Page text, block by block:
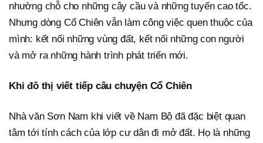
nhường chỗ cho những cây cầu và những tuyến cao tốc.
Nhưng dòng Cổ Chiên vẫn làm công việc quen thuộc của
mình: kết nối những vùng đất, kết nối những con người
và mở ra những hành trình phát triển mới.
Khi đô thị viết tiếp câu chuyện Cổ Chiên
Nhà văn Sơn Nam khi viết về Nam Bộ đã đặc biệt quan
tâm tới tính cách của lớp cư dân đi mở đất. Họ là những